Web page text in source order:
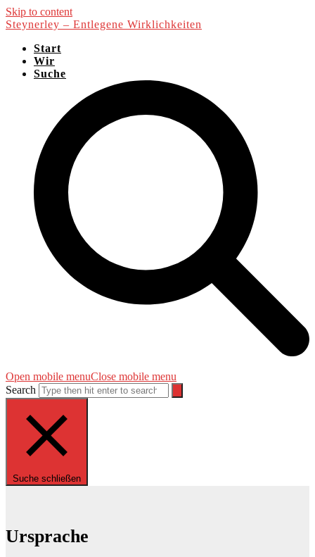
Skip to content
Steynerley – Entlegene Wirklichkeiten
Start
Wir
Suche
Open mobile menuClose mobile menu
Search
Suche schließen
Ursprache